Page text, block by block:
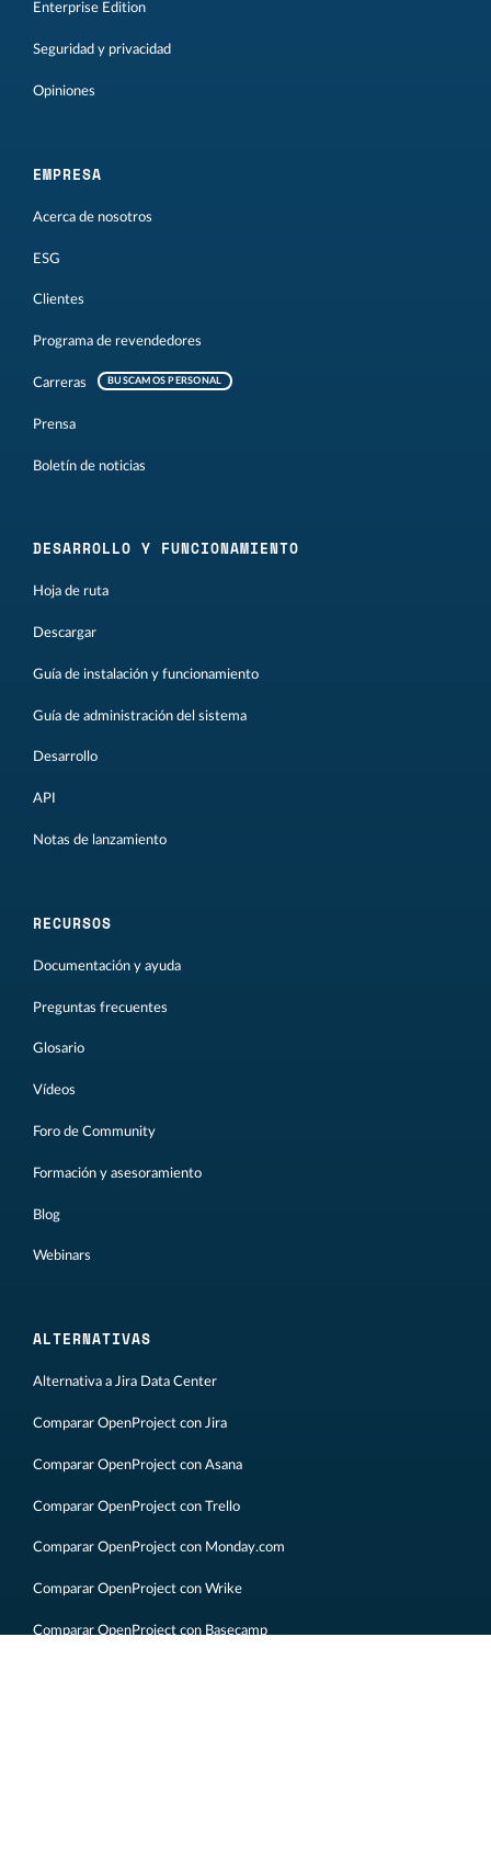
Enterprise Edition
Seguridad y privacidad
Opiniones
EMPRESA
Acerca de nosotros
ESG
Clientes
Programa de revendedores
Carreras BUSCAMOS PERSONAL
Prensa
Boletín de noticias
DESARROLLO Y FUNCIONAMIENTO
Hoja de ruta
Descargar
Guía de instalación y funcionamiento
Guía de administración del sistema
Desarrollo
API
Notas de lanzamiento
RECURSOS
Documentación y ayuda
Preguntas frecuentes
Glosario
Vídeos
Foro de Community
Formación y asesoramiento
Blog
Webinars
ALTERNATIVAS
Alternativa a Jira Data Center
Comparar OpenProject con Jira
Comparar OpenProject con Asana
Comparar OpenProject con Trello
Comparar OpenProject con Monday.com
Comparar OpenProject con Wrike
Comparar OpenProject con Basecamp